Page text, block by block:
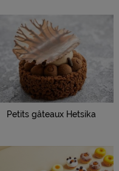
Petits gâteaux Hetsika